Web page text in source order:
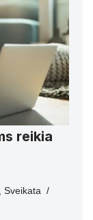
reikia
, Sveikata